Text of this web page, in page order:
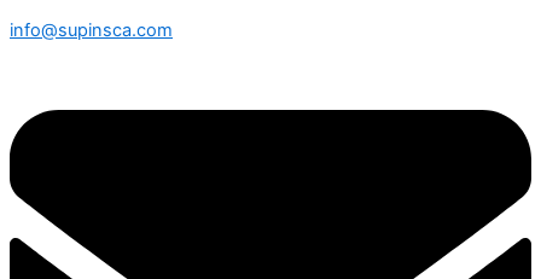
info@supinsca.com